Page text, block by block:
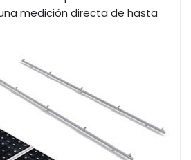
medición directa de hasta